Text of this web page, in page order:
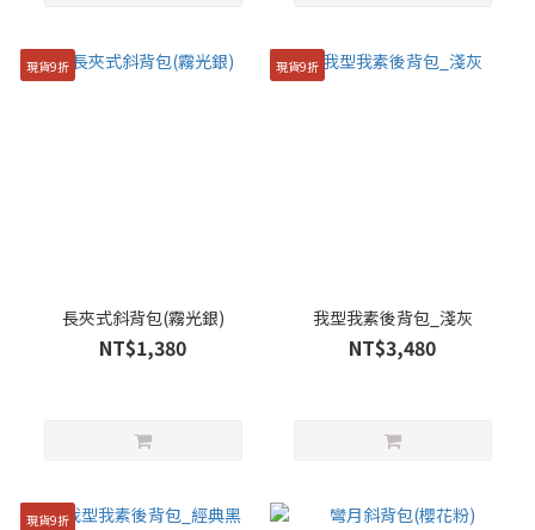
現貨9折
長夾式斜背包(霧光銀)
NT$1,380
現貨9折
我型我素後背包_淺灰
NT$3,480
現貨9折